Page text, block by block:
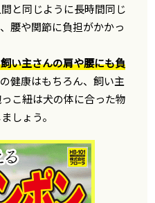
と同じように長時間同じ
腰や関節に負担がかかっ
い主さんの肩や腰にも負
健康はもちろん、飼い主
こ紐は犬の体に合った物
しょう。